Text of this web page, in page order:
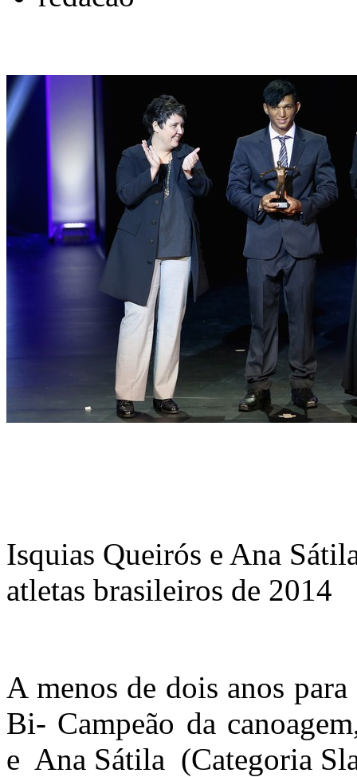
Isquias Queirós e Ana
atletas brasileiros de 2014
A menos de dois anos
Bi- Campeão da
e Ana Sátila (Categoria